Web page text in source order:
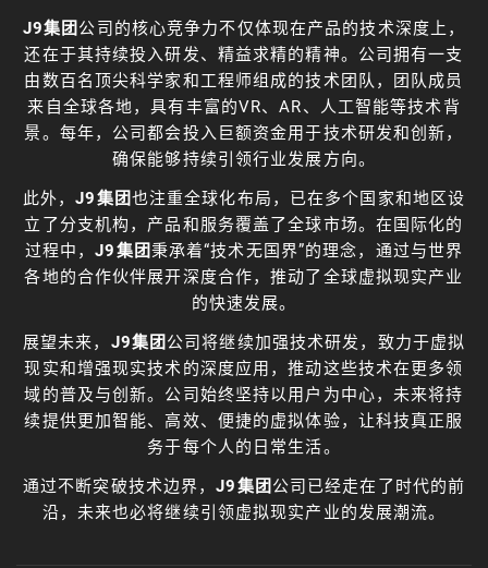
J9集团 公司的核心竞争力不仅体现在产品的技术深度上，
还在于其持续投入研发、精益求精的精神。公司拥有一支
由数百名顶尖科学家和工程师组成的技术团队，团队成员
来自全球各地，具有丰富的VR、AR、人工智能等技术背
景。每年，公司都会投入巨额资金用于技术研发和创新，
确保能够持续引领行业发展方向。
此外，J9集团也注重全球化布局，已在多个国家和地区设
立了分支机构，产品和服务覆盖了全球市场。在国际化的
过程中，J9集团秉承着“技术无国界”的理念，通过与世界
各地的合作伙伴展开深度合作，推动了全球虚拟现实产业
的快速发展。
展望未来， J9集团 公司将继续加强技术研发，致力于虚拟
现实和增强现实技术的深度应用，推动这些技术在更多领
域的普及与创新。公司始终坚持以用户为中心，未来将持
续提供更加智能、高效、便捷的虚拟体验，让科技真正服
务于每个人的日常生活。
通过不断突破技术边界，J9集团 公司已经走在了时代的前
沿，未来也必将继续引领虚拟现实产业的发展潮流。